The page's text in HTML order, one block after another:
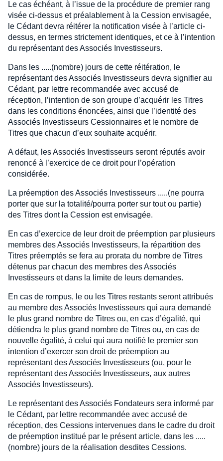
Le cas échéant, à l’issue de la procédure de premier rang
visée ci-dessus et préalablement à la Cession envisagée,
le Cédant devra réitérer la notification visée à l’article ci-
dessus, en termes strictement identiques, et ce à l’intention
du représentant des Associés Investisseurs.
Dans les .....(nombre) jours de cette réitération, le
représentant des Associés Investisseurs devra signifier au
Cédant, par lettre recommandée avec accusé de
réception, l’intention de son groupe d’acquérir les Titres
dans les conditions énoncées, ainsi que l’identité des
Associés Investisseurs Cessionnaires et le nombre de
Titres que chacun d’eux souhaite acquérir.
A défaut, les Associés Investisseurs seront réputés avoir
renoncé à l’exercice de ce droit pour l’opération
considérée.
La préemption des Associés Investisseurs .....(ne pourra
porter que sur la totalité/pourra porter sur tout ou partie)
des Titres dont la Cession est envisagée.
En cas d’exercice de leur droit de préemption par plusieurs
membres des Associés Investisseurs, la répartition des
Titres préemptés se fera au prorata du nombre de Titres
détenus par chacun des membres des Associés
Investisseurs et dans la limite de leurs demandes.
En cas de rompus, le ou les Titres restants seront attribués
au membre des Associés Investisseurs qui aura demandé
le plus grand nombre de Titres ou, en cas d’égalité, qui
détiendra le plus grand nombre de Titres ou, en cas de
nouvelle égalité, à celui qui aura notifié le premier son
intention d’exercer son droit de préemption au
représentant des Associés Investisseurs (ou, pour le
représentant des Associés Investisseurs, aux autres
Associés Investisseurs).
Le représentant des Associés Fondateurs sera informé par
le Cédant, par lettre recommandée avec accusé de
réception, des Cessions intervenues dans le cadre du droit
de préemption institué par le présent article, dans les .....
(nombre) jours de la réalisation desdites Cessions.